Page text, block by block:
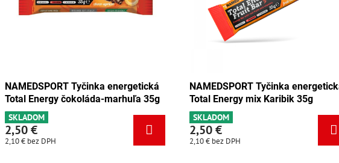
NAMEDSPORT Tyčinka energetická
Total Energy mix Karibik 35g
2,10 €
NAMEDSPORT Tyčinka
Total Energy mix Tango
2,10 €